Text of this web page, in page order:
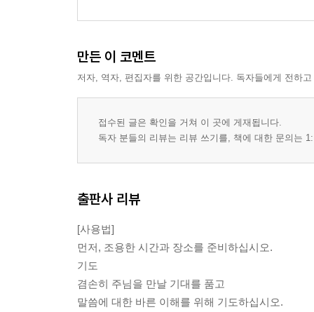
만든 이 코멘트
저자, 역자, 편집자를 위한 공간입니다. 독자들에게 전하
접수된 글은 확인을 거쳐 이 곳에 게재됩니다.
독자 분들의 리뷰는 리뷰 쓰기를, 책에 대한 문의는
출판사 리뷰
[사용법]
먼저, 조용한 시간과 장소를 준비하십시오.
기도
겸손히 주님을 만날 기대를 품고
말씀에 대한 바른 이해를 위해 기도하십시오.